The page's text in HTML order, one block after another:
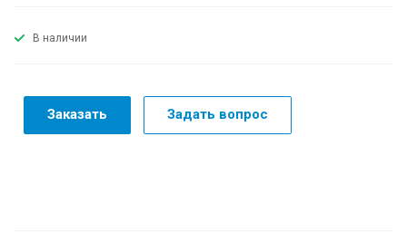
В наличии
Заказать Задать вопрос